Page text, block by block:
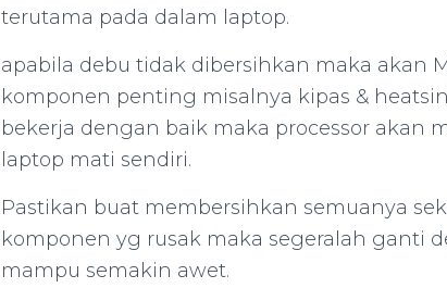
terutama pada dalam laptop.
apabila debu tidak dibersihkan maka akan
komponen penting misalnya kipas &
bekerja dengan baik maka processor akan
laptop mati sendiri.
Pastikan buat membersihkan semuanya
komponen yg rusak maka segeralah ganti
mampu semakin awet.